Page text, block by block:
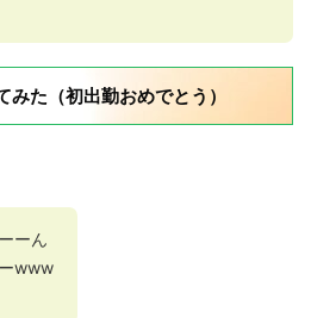
みた（初出勤おめでとう）
ーん
www